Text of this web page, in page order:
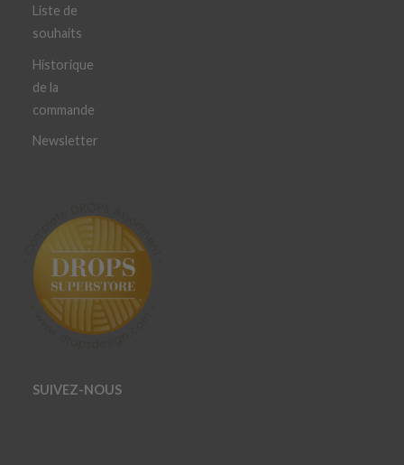
Liste de
souhaits
Historique
de la
commande
Newsletter
SUIVEZ-NOUS